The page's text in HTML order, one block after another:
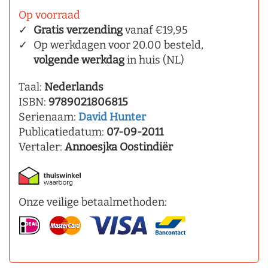
Op voorraad
Gratis verzendingvanaf €19,95
Op werkdagen voor 20.00 besteld,
volgende werkdagin huis (NL)
Taal: Nederlands
ISBN: 9789021806815
Serienaam: David Hunter
Publicatiedatum: 07-09-2011
Vertaler: Annoesjka Oostindiër
Onze veilige betaalmethoden: